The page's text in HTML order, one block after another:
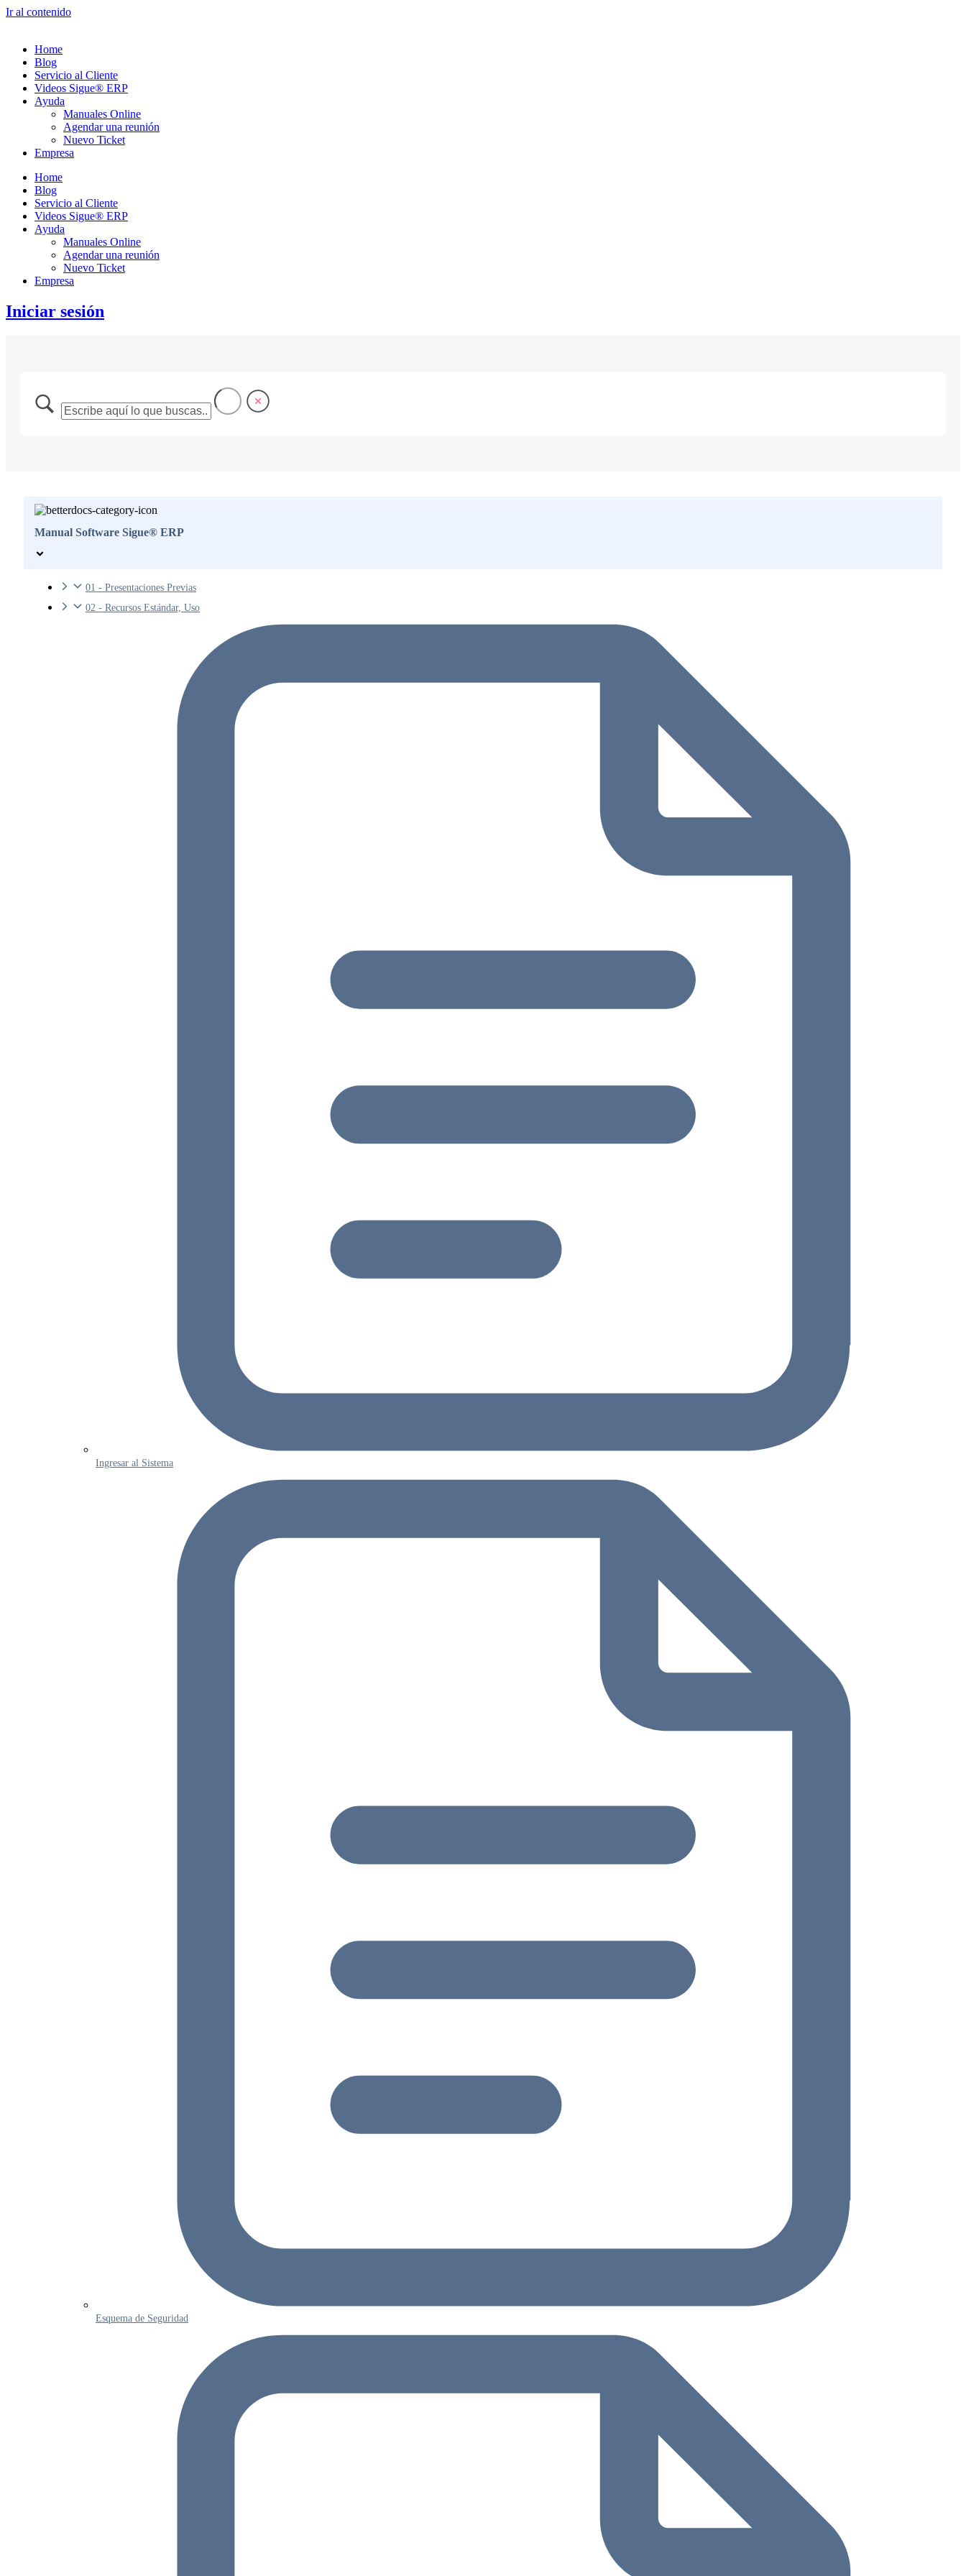
Ir al contenido
Home
Blog
Servicio al Cliente
Videos Sigue® ERP
Ayuda
Manuales Online
Agendar una reunión
Nuevo Ticket
Empresa
Home
Blog
Servicio al Cliente
Videos Sigue® ERP
Ayuda
Manuales Online
Agendar una reunión
Nuevo Ticket
Empresa
Iniciar sesión
Manual Software Sigue® ERP
01 - Presentaciones Previas
02 - Recursos Estándar, Uso
Ingresar al Sistema
Esquema de Seguridad